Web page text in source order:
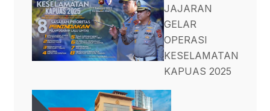
JAJARAN
GELAR
OPERASI
KESELAMATAN
KAPUAS 2025